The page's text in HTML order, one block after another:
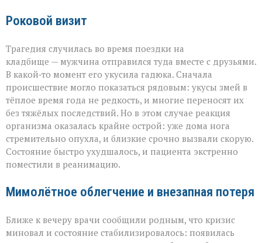
Роковой визит
Трагедия случилась во время поездки на
кладбище — мужчина отправился туда вместе с друзьями.
В какой‑то момент его укусила гадюка. Сначала
происшествие могло показаться рядовым: укусы змей в
тёплое время года не редкость, и многие переносят их
без тяжёлых последствий. Но в этом случае реакция
организма оказалась крайне острой: уже дома нога
стремительно опухла, и близкие срочно вызвали скорую.
Состояние быстро ухудшалось, и пациента экстренно
поместили в реанимацию.
Мимолётное облегчение и внезапная потеря
Ближе к вечеру врачи сообщили родным, что кризис
миновал и состояние стабилизировалось: появилась